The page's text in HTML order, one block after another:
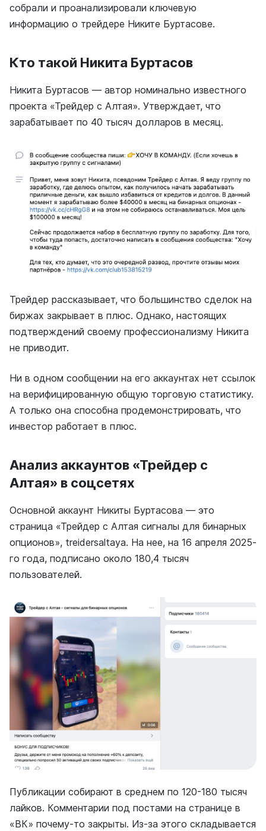
собрали и проанализировали ключевую
информацию о трейдере Никите Буртасове.
Кто такой Никита Буртасов
Никита Буртасов — автор номинально известного
проекта «Трейдер с Алтая». Утверждает, что
зарабатывает по 40 тысяч долларов в месяц.
Трейдер рассказывает, что большинство сделок на
биржах закрывает в плюс. Однако, настоящих
подтверждений своему профессионализму Никита
не приводит.
Ни в одном сообщении на его аккаунтах нет ссылок
на верифицированную общую торговую статистику.
А только она способна продемонстрировать, что
инвестор работает в плюс.
Анализ аккаунтов «Трейдер с
Алтая» в соцсетях
Основной аккаунт Никиты Буртасова — это
страница «Трейдер с Алтая сигналы для бинарных
опционов», treidersaltaya. На нее, на 16 апреля 2025-
го года, подписано около 180,4 тысяч
пользователей.
Публикации собирают в среднем по 120-180 тысяч
лайков. Комментарии под постами на странице в
«ВК» почему-то закрыты. Из-за этого складывается